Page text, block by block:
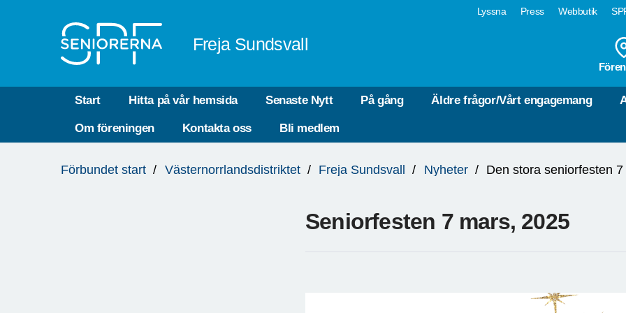
Lyssna Press Webbutik
Freja Sundsvall
Start Hitta på vår hemsida Senaste Nytt På gång Äldre frågor/Vårt engagemang
Om föreningen Kontakta oss Bli medlem
är
Förbundet start Västernorrlandsdistriktet Freja Sundsvall Nyheter Den stora seniorfesten
Seniorfesten 7 mars, 2025